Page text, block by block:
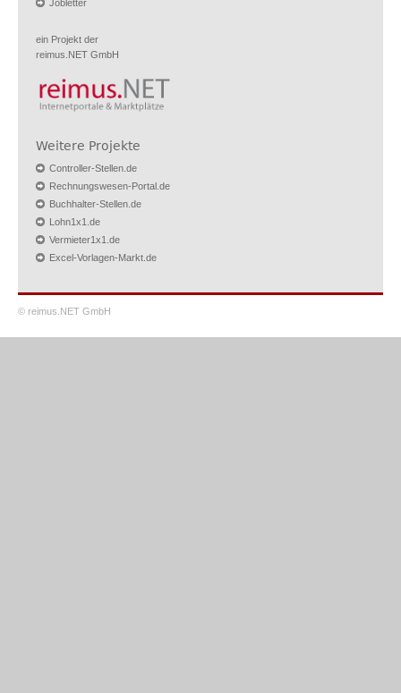
Jobletter
ein Projekt der
reimus.NET GmbH
Weitere Projekte
Controller-Stellen.de
Rechnungswesen-Portal.de
Buchhalter-Stellen.de
Lohn1x1.de
Vermieter1x1.de
Excel-Vorlagen-Markt.de
© reimus.NET GmbH